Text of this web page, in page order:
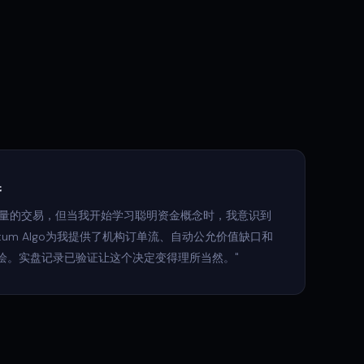
的交易，但当我开始学习聪明资金概念时，我意识到
Algo为我提供了机构订单流、自动公允价值缺口和
实盘记录已验证让这个决定变得理所当然。"